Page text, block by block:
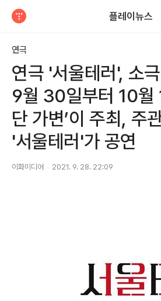
플레이뉴스
연극
연극 '서울테러', 소
9월 30일부터 10월
단 가변’이 주최, 주
'서울테러'가 공연
이화미디어 2021. 9. 28. 22:09